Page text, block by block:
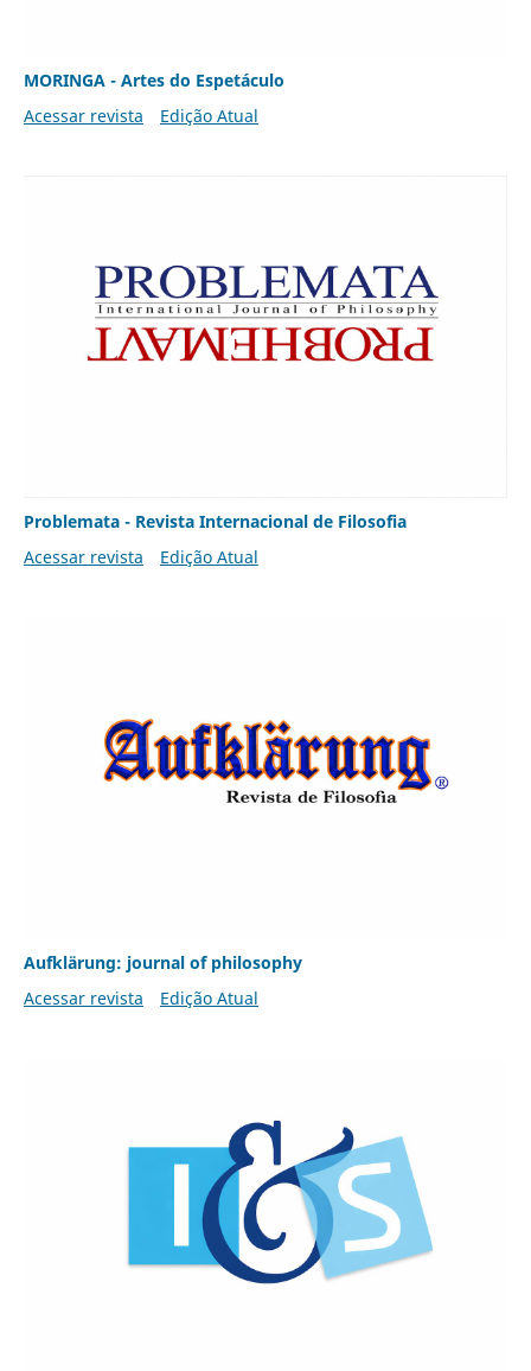
MORINGA - Artes do Espetáculo
Acessar revista
Edição Atual
Problemata - Revista Internacional de Filosofia
Acessar revista
Edição Atual
Aufklärung: journal of philosophy
Acessar revista
Edição Atual